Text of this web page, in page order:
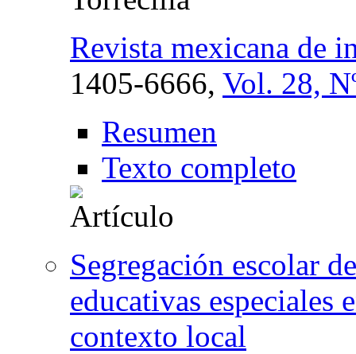
Revista mexicana de
1405-6666, Vol. 28,
Resumen
Texto completo
Segregación escolar
educativas
contexto local